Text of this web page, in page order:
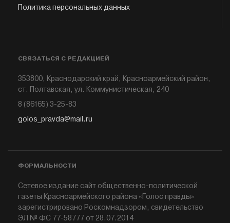
Политика персональных данных
СВЯЗАТЬСЯ С РЕДАКЦИЕЙ
353800, Краснодарский край, Красноармейский район,
ст. Полтавская, ул. Коммунистическая, 240
8 (86165) 3-25-83
golos_pravda@mail.ru
ФОРМАЛЬНОСТИ
Сетевое издание сайт общественно-политической
газеты Красноармейского района «Голос правды»
зарегистрировано Роскомнадзором, свидетельство
ЭЛ № ФС 77-58777 от 28.07.2014